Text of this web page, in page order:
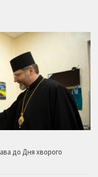
до Дня хворого